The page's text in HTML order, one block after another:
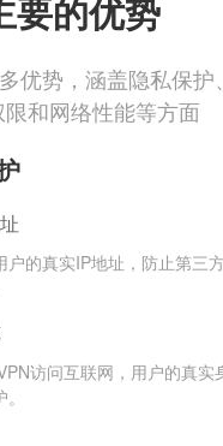
要的优势
优势，涵盖隐私保护
和网络性能等方面
户的真实IP地址，防止第三
访问互联网，用户的真实